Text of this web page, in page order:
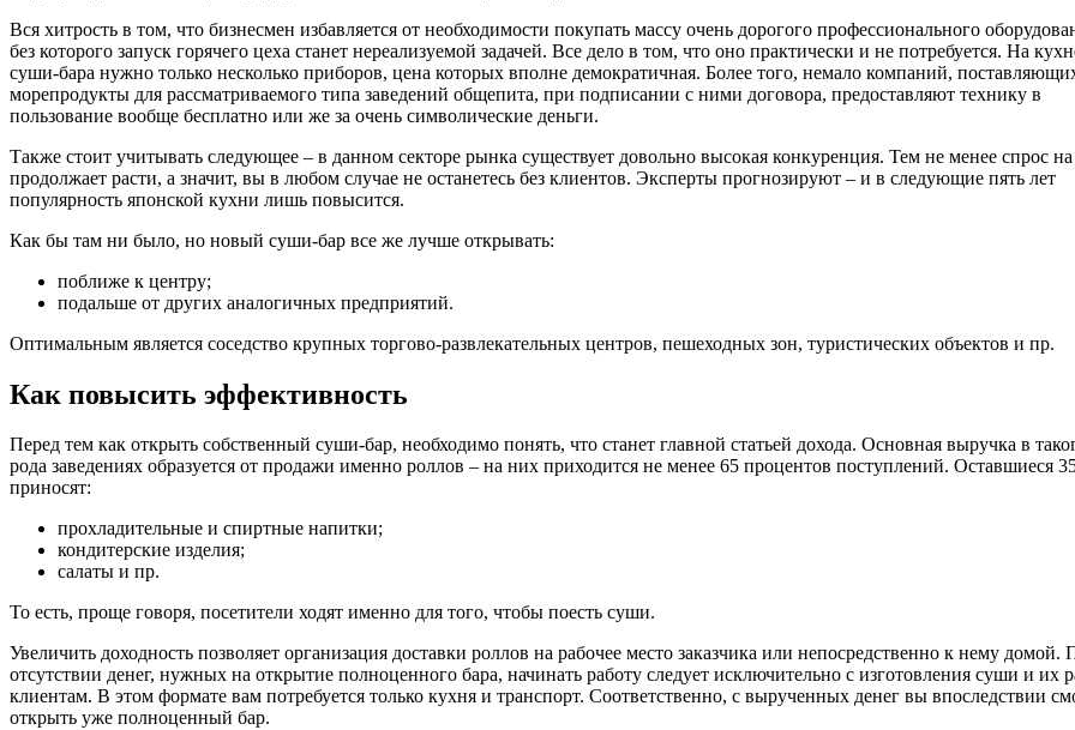
Вся хитрость в том, что бизнесмен избавляется от необходимости покупать массу очень дорогого профессионального
без которого запуск горячего цеха станет нереализуемой задачей. Все дело в том, что оно практически и не потребуется. На
суши-бара нужно только несколько приборов, цена которых вполне демократичная. Более того, немало компаний,
морепродукты для рассматриваемого типа заведений общепита, при подписании с ними договора, предоставляют технику в
пользование вообще бесплатно или же за очень символические деньги.
Также стоит учитывать следующее – в данном секторе рынка существует довольно высокая конкуренция. Тем не менее спрос
продолжает расти, а значит, вы в любом случае не останетесь без клиентов. Эксперты прогнозируют – и в следующие пять лет
популярность японской кухни лишь повысится.
Как бы там ни было, но новый суши-бар все же лучше открывать:
поближе к центру;
подальше от других аналогичных предприятий.
Оптимальным является соседство крупных торгово-развлекательных центров, пешеходных зон, туристических объектов и пр.
Как повысить эффективность
Перед тем как открыть собственный суши-бар, необходимо понять, что станет главной статьей дохода. Основная выручка в
рода заведениях образуется от продажи именно роллов – на них приходится не менее 65 процентов поступлений. Оставшиеся
приносят:
прохладительные и спиртные напитки;
кондитерские изделия;
салаты и пр.
То есть, проще говоря, посетители ходят именно для того, чтобы поесть суши.
Увеличить доходность позволяет организация доставки роллов на рабочее место заказчика или непосредственно к нему домой.
отсутствии денег, нужных на открытие полноценного бара, начинать работу следует исключительно с изготовления суши и их
клиентам. В этом формате вам потребуется только кухня и транспорт. Соответственно, с вырученных денег вы впоследствии
открыть уже полноценный бар.